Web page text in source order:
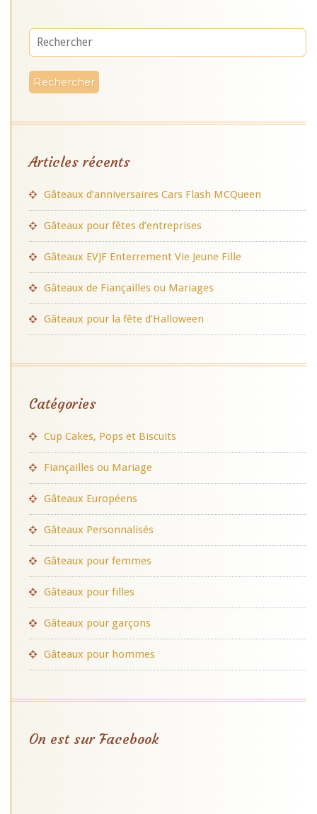
Articles récents
Gâteaux d’anniversaires Cars Flash MCQueen
Gâteaux pour fêtes d’entreprises
Gâteaux EVJF Enterrement Vie Jeune Fille
Gâteaux de Fiançailles ou Mariages
Gâteaux pour la fête d’Halloween
Catégories
Cup Cakes, Pops et Biscuits
Fiançailles ou Mariage
Gâteaux Européens
Gâteaux Personnalisés
Gâteaux pour femmes
Gâteaux pour filles
Gâteaux pour garçons
Gâteaux pour hommes
On est sur Facebook